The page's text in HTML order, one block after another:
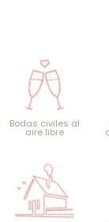
Bodas civiles al
aire libre